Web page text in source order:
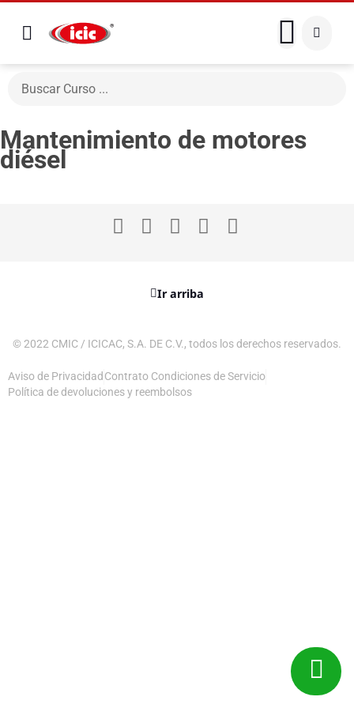
Mantenimiento de motores
diésel
Ir arriba
© 2022 CMIC / ICICAC, S.A. DE C.V., todos los derechos reservados.
Aviso de Privacidad Contrato Condiciones de Servicio
Política de devoluciones y reembolsos